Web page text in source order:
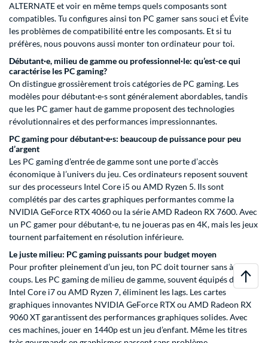
ALTERNATE et voir en même temps quels composants sont
compatibles. Tu configures ainsi ton PC gamer sans souci et Évite
les problèmes de compatibilité entre les composants. Et si tu
préfères, nous pouvons aussi monter ton ordinateur pour toi.
Débutant·e, milieu de gamme ou professionnel·le: qu’est-ce qui
caractérise les PC gaming?
On distingue grossièrement trois catégories de PC gaming. Les
modèles pour débutant·e·s sont généralement abordables, tandis
que les PC gamer haut de gamme proposent des technologies
révolutionnaires et des performances impressionnantes.
PC gaming pour débutant·e·s: beaucoup de puissance pour peu
d’argent
Les PC gaming d’entrée de gamme sont une porte d’accès
économique à l’univers du jeu. Ces ordinateurs reposent souvent
sur des processeurs Intel Core i5 ou AMD Ryzen 5. Ils sont
complétés par des cartes graphiques performantes comme la
NVIDIA GeForce RTX 4060 ou la série AMD Radeon RX 7600. Avec
un PC gamer pour débutant·e, tu ne joueras pas en 4K, mais les jeux
tournent parfaitement en résolution inférieure.
Le juste milieu: PC gaming puissants pour budget moyen
Pour profiter pleinement d’un jeu, ton PC doit tourner sans à-
coups. Les PC gaming de milieu de gamme, souvent équipés d’un
Intel Core i7 ou AMD Ryzen 7, éliminent les lags. Les cartes
graphiques innovantes NVIDIA GeForce RTX ou AMD Radeon RX
9060 XT garantissent des performances graphiques solides. Avec
ces machines, jouer en 1440p est un jeu d’enfant. Même les titres